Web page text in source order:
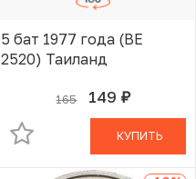
5 бат 1977 года (BE
2520) Таиланд
165 149 руб.
В КОРЗИНЕ
КУПИТЬ